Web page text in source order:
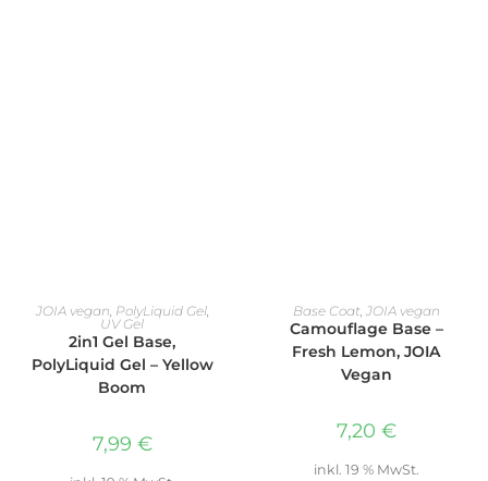
IN DEN WARENKORB
JOIA vegan PolyLiquid Gel,
UV Gel
2in1 Gel Base,
PolyLiquid Gel – Yellow
Boom
7,99 €
IN DEN WARENKORB
Base Coat JOIA vegan
Camouflage Base –
Fresh Lemon, JOIA
Vegan
7,20 €
inkl. 19 % MwSt.